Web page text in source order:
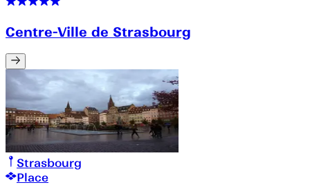
Centre-Ville de Strasbourg
Strasbourg
Place